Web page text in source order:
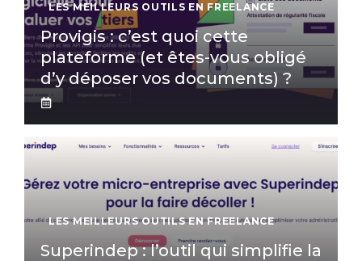
LES MEILLEURS OUTILS EN FREELANCE
Provigis : c’est quoi cette
plateforme (et êtes-vous obligé
d’y déposer vos documents) ?
LES MEILLEURS OUTILS EN FREELANCE
Superindep : l’outil qui simplifie la